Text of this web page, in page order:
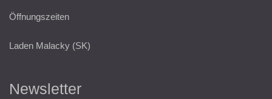
Öffnungszeiten
Laden Malacky (SK)
Newsletter